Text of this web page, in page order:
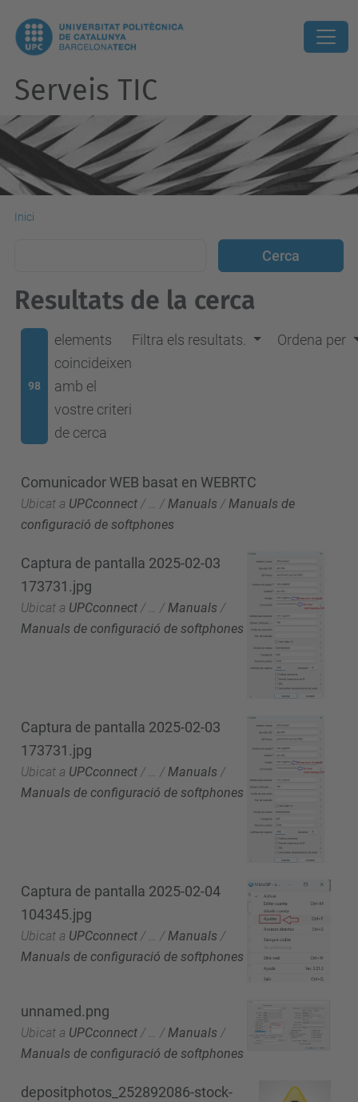
Serveis TIC
Inici
Resultats de la cerca
98
elements
coincideixen
amb el
vostre criteri
de cerca
Filtra els resultats. Ordena per
Comunicador WEB basat en WEBRTC
Ubicat a UPCconnect / / Manuals / Manuals de
configuració de softphones
Captura de pantalla 2025-02-03
173731.jpg
Ubicat a UPCconnect / … /Manuals /
Manuals de configuració de softphones
Captura de pantalla 2025-02-03
173731.jpg
Ubicat a UPCconnect / / Manuals /
Manuals de configuració de softphones
Captura de pantalla 2025-02-04
104345.jpg
Ubicat a UPCconnect / / Manuals /
Manuals de configuració de softphones
unnamed.png
Ubicat a UPCconnect / / Manuals /
Manuals de configuració de softphones
depositphotos_252892086-stock-